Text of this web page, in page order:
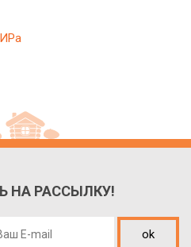
НА РАССЫЛКУ!
ok